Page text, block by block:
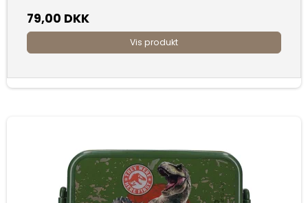
79,00 DKK
Vis produkt